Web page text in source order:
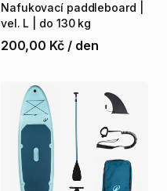
Nafukovací paddleboard
vel. L do 130 kg
200,00 Kč / den